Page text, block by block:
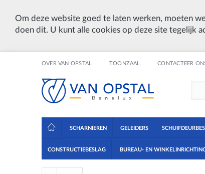
Om deze website goed te laten werken, moeten
doen dit. U kunt alle cookies op deze site tegelijk
OVER VAN OPSTAL TOONZAAL CONTACTEER
SCHARNIEREN GELEIDERS
CONSTRUCTIEBESLAG BUREAU- EN